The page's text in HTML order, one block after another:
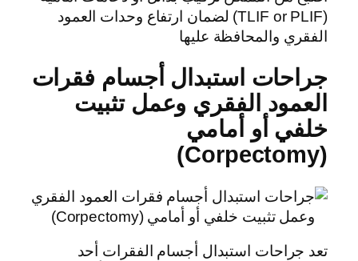
(TLIF or PLIF) لضمان ارتفاع وحدات العمود
الفقري والمحافظة عليها
جراحات استبدال أجسام فقرات
العمود الفقري وعمل تثبيت
خلفي أو أمامي
(Corpectomy)
تعد جراحات استبدال أجسام الفقرات أحد